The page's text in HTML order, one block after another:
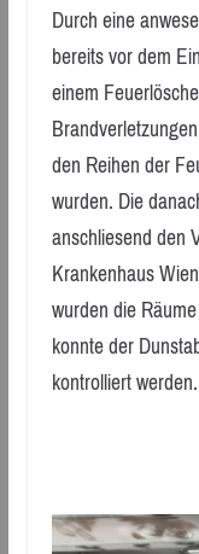
Durch eine
bereits vor dem
einem
den Reihen der
wurden. Die
anschliesend den
Krankenhaus
wurden die
konnte der
kontrolliert werden.